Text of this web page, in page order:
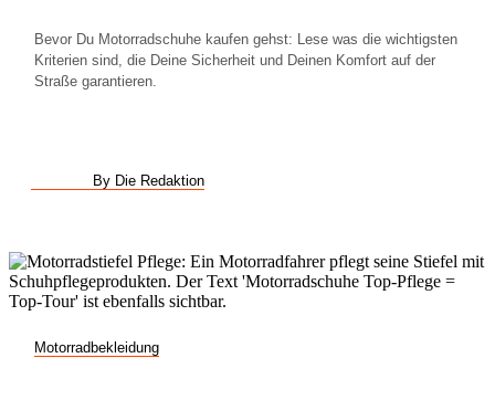
Bevor Du Motorradschuhe kaufen gehst: Lese was die wichtigsten
Kriterien sind, die Deine Sicherheit und Deinen Komfort auf der
Straße garantieren.
By Die Redaktion
Motorradbekleidung